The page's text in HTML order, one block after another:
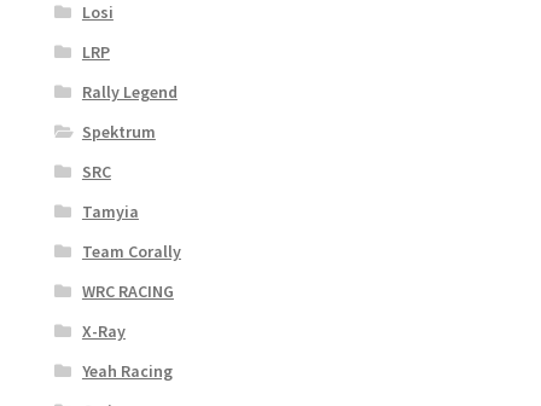
Losi
LRP
Rally Legend
Spektrum
SRC
Tamyia
Team Corally
WRC RACING
X-Ray
Yeah Racing